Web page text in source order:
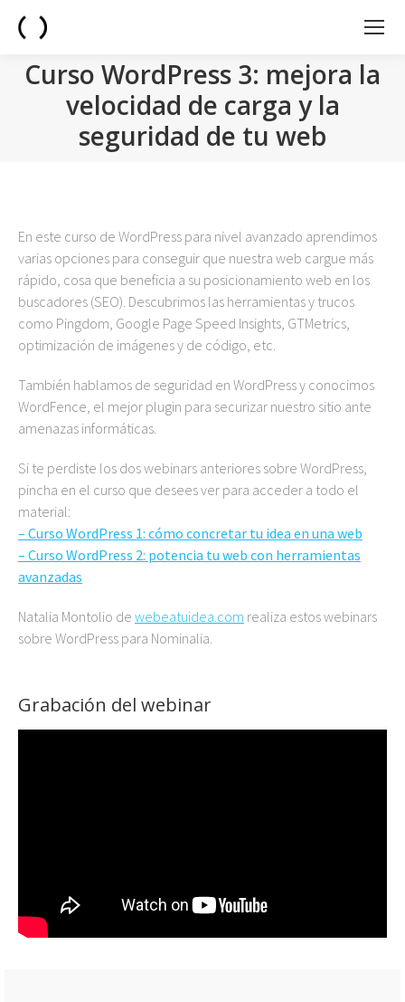
Curso WordPress 3: mejora la
velocidad de carga y la
seguridad de tu web
En este curso de WordPress para nivel avanzado aprendimos
varias opciones para conseguir que nuestra web cargue más
rápido, cosa que beneficia a su posicionamiento web en los
buscadores (SEO). Descubrimos las herramientas y trucos
como Pingdom, Google Page Speed Insights, GTMetrics,
optimización de imágenes y de código, etc.
También hablamos de seguridad en WordPress y conocimos
WordFence, el mejor plugin para securizar nuestro sitio ante
amenazas informáticas.
Si te perdiste los dos webinars anteriores sobre WordPress,
pincha en el curso que desees ver para acceder a todo el
material:
– Curso WordPress 1: cómo concretar tu idea en una web
– Curso WordPress 2: potencia tu web con herramientas
avanzadas
Natalia Montolio de webeatuidea.com realiza estos webinars
sobre WordPress para Nominalia.
Grabación del webinar